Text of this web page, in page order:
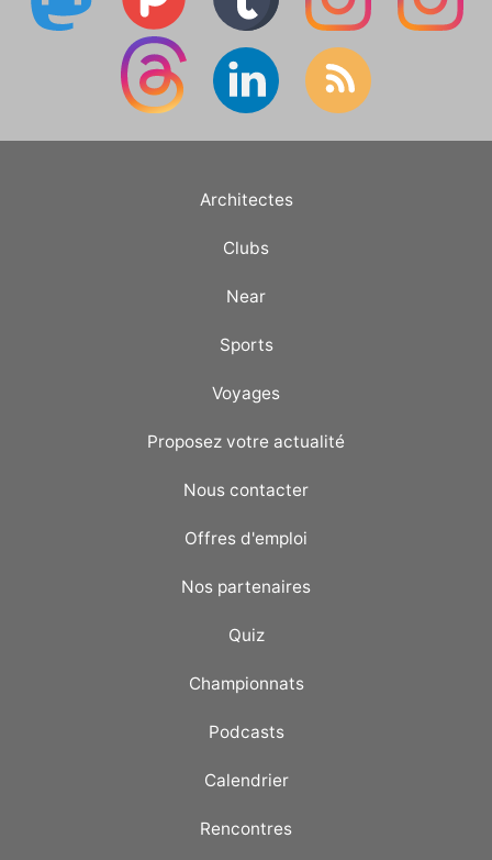
Architectes
Clubs
Near
Sports
Voyages
Proposez votre actualité
Nous contacter
Offres d'emploi
Nos partenaires
Quiz
Championnats
Podcasts
Calendrier
Rencontres